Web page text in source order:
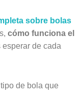
sobre bolas
cómo funciona el
de cada
de bola que